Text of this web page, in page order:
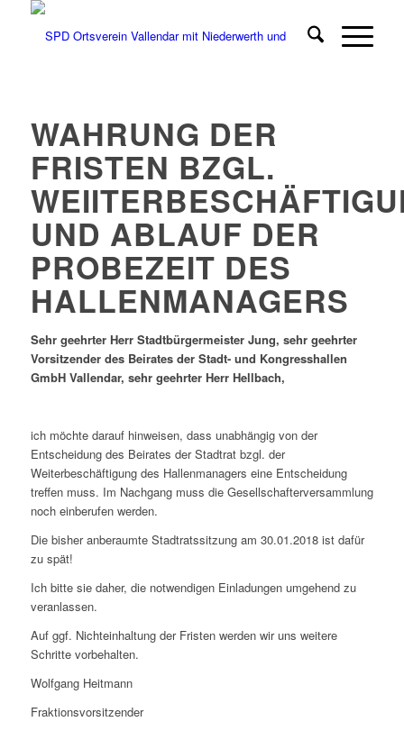
WAHRUNG DER
FRISTEN BZGL.
UND ABLAUF DER
PROBEZEIT DES
HALLENMANAGERS
Sehr geehrter Herr Stadtbürgermeister Jung, sehr geehrter
Vorsitzender des Beirates der Stadt- und Kongresshallen
GmbH Vallendar, sehr geehrter Herr Hellbach,
ich möchte darauf hinweisen, dass unabhängig von der
Entscheidung des Beirates der Stadtrat bzgl. der
Weiterbeschäftigung des Hallenmanagers eine Entscheidung
treffen muss. Im Nachgang muss die Gesellschafterversammlung
noch einberufen werden.
Die bisher anberaumte Stadtratssitzung am 30.01.2018 ist dafür
zu spät!
Ich bitte sie daher, die notwendigen Einladungen umgehend zu
veranlassen.
Auf ggf. Nichteinhaltung der Fristen werden wir uns weitere
Schritte vorbehalten.
Wolfgang Heitmann
Fraktionsvorsitzender